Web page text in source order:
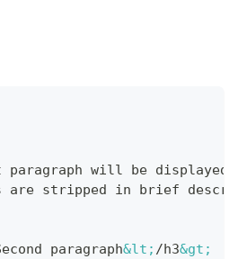
paragraph will be
are stripped in brief
paragraph&lt; /h3&gt;